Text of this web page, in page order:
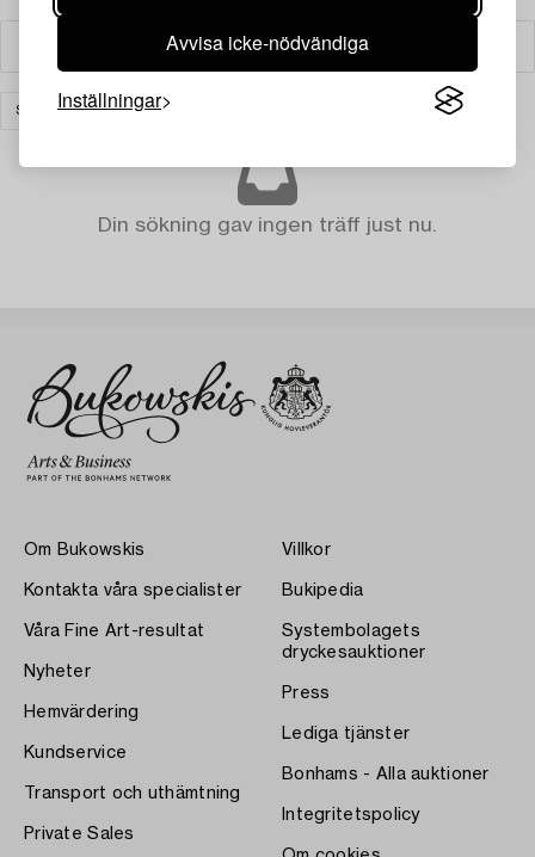
Avvisa icke-nödvändiga
Inställningar
Filter
SMYCKEN RENSA ALLA
Din sökning gav ingen träff just nu.
Om Bukowskis
Kontakta våra specialister
Våra Fine Art-resultat
Nyheter
Hemvärdering
Kundservice
Transport och uthämtning
Private Sales
Villkor
Bukipedia
Systembolagets
dryckesauktioner
Press
Lediga tjänster
Bonhams - Alla auktioner
Integritetspolicy